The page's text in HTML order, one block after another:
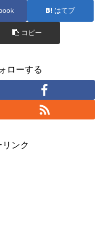
はてブ
コピー
ローする
ンク